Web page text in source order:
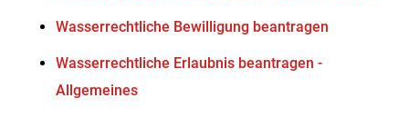
Wasserrechtliche Bewilligung beantragen
Wasserrechtliche Erlaubnis beantragen -
Allgemeines